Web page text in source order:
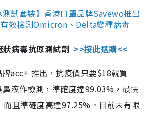
試套裝】香港口罩品牌Savewo推出
效檢測Omicron、Delta變種病毒
病毒抗原測試劑 >>按此選購<<
acc+ 推出，抗疫價只要$18就買
液作檢測，準確度達99.03%，最快
而且準確度高達97.25%。目前未有限